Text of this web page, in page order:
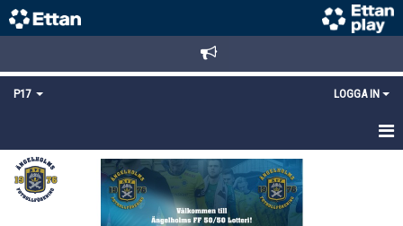
P17 LOGGA IN
HEM
NYHETER